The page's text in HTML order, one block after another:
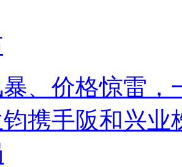
、价格惊雷，
携手阪和兴业